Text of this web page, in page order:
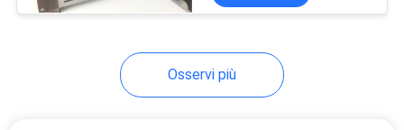
Attrezzatura
Osservi più